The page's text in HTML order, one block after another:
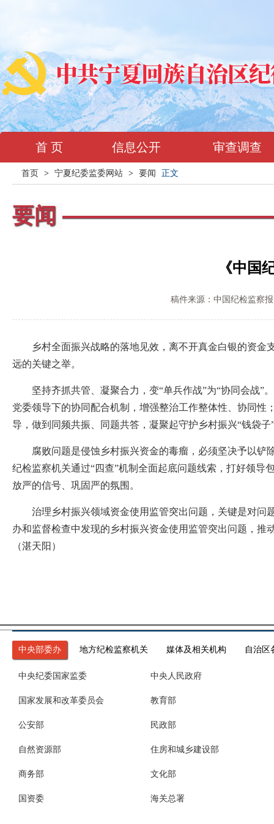
首 页 信息公开 审查调查
首页 > 宁夏纪委监委网站 > 要闻 正文
要闻
《中国
稿件来源：中国纪检监察报
乡村全面振兴战略的落地见效，离不开真金白银的资金支
远的关键之举。
坚持齐抓共管、凝聚合力，变“单兵作战”为“协同会战”
党委领导下的协同配合机制，增强整治工作整体性、协同性
导，做到同频共振、同题共答，凝聚起守护乡村振兴“钱袋子
腐败问题是侵蚀乡村振兴资金的毒瘤，必须坚决予以铲
纪检监察机关通过“四查”机制全面起底问题线索，打好领导
放严的信号、巩固严的氛围。
治理乡村振兴领域资金使用监管突出问题，关键是对问
办和监督检查中发现的乡村振兴资金使用监管突出问题，
（湛天阳）
中央部委办 地方纪检监察机关 媒体及相关机构 自治区
中央纪委国家监委 中央人民政府
国家发展和改革委员会 教育部
公安部 民政部
自然资源部 住房和城乡建设部
商务部 文化部
国资委 海关总署